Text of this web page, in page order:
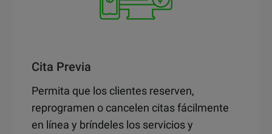
Cita Previa
Permita que los clientes reserven,
reprogramen o cancelen citas fácilmente
en línea y bríndeles los servicios y